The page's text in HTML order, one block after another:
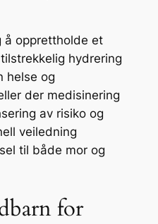
å opprettholde et
hydrering
helse og
der medisinering
av risiko og
veiledning
til både mor og
for